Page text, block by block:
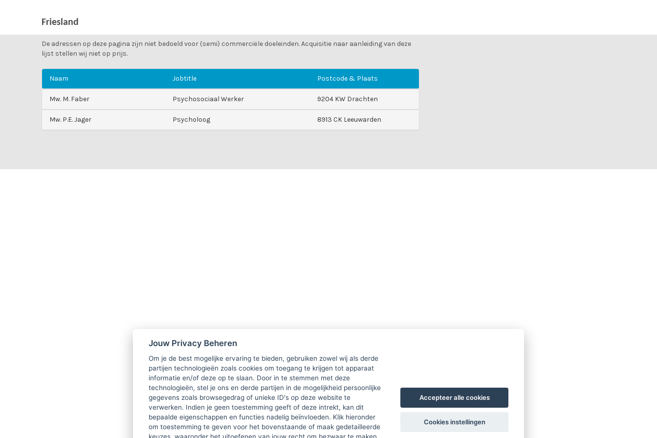
Friesland
De adressen op deze pagina zijn niet bedoeld voor (semi) commerciële doeleinden. Acquisitie naar aanleiding van deze
lijst stellen wij niet op prijs.
Naam Jobtitle Postcode & Plaats
Mw. M. Faber Psychosociaal Werker 9204 KW Drachten
Mw. P.E. Jager Psycholoog 8913 CK Leeuwarden
Jouw Privacy Beheren
Om je de best mogelijke ervaring te bieden, gebruiken zowel wij als derde
partijen technologieën zoals cookies om toegang te krijgen tot apparaat
informatie en/of deze op te slaan. Door in te stemmen met deze
technologieën, stel je ons en derde partijen in de mogelijkheid persoonlijke
gegevens zoals browsegedrag of unieke ID's op deze website te
verwerken. Indien je geen toestemming geeft of deze intrekt, kan dit
bepaalde eigenschappen en functies nadelig beïnvloeden. Klik hieronder
om toestemming te geven voor het bovenstaande of maak gedetailleerde
Accepteer alle cookies
Cookies instellingen